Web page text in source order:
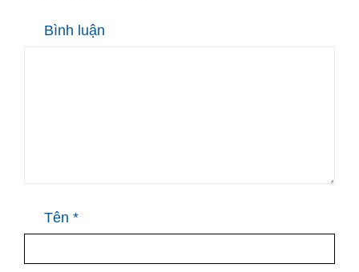
Bình luận
Tên *